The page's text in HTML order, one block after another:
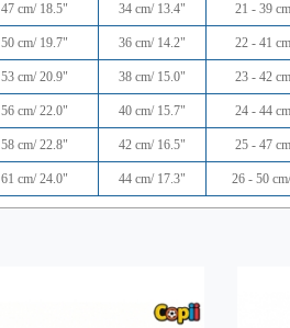
47 cm/ 18.5" 34 cm/ 13.4" 21 - 39
50 cm/ 19.7" 36 cm/ 14.2" 22 - 41
53 cm/ 20.9" 38 cm/ 15.0" 23 - 42
56 cm/ 22.0" 40 cm/ 15.7" 24 - 44
58 cm/ 22.8" 42 cm/ 16.5" 25 - 47
61 cm/ 24.0" 44 cm/ 17.3" 26 - 50